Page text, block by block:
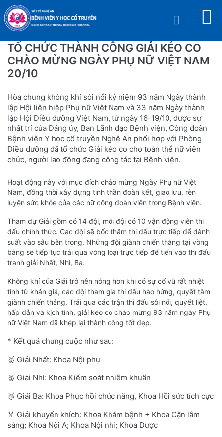
TỔ CHỨC THÀNH CÔNG GIẢI KÉO CO
CHÀO MỪNG NGÀY PHỤ NỮ VIỆT NAM
20/10
Hòa chung không khí sôi nổi kỷ niệm 93 năm Ngày thành
lập Hội liên hiệp Phụ nữ Việt Nam và 33 năm Ngày thành
lập Hội Điều dưỡng Việt Nam, từ ngày 16-19/10, được sự
nhất trí của Đảng ủy, Ban Lãnh đạo Bệnh viện, Công đoàn
Bệnh viện Y học cổ truyền Nghệ An phối hợp với Phòng
Điều dưỡng đã tổ chức Giải kéo co cho toàn thể nữ viên
chức, người lao động đang công tác tại Bệnh viện.
Hoạt động này với mục đích chào mừng Ngày Phụ nữ Việt
Nam, đồng thời xây dựng tinh thần đoàn kết, giao lưu, rèn
luyện sức khỏe của các nữ công đoàn viên trong Bệnh viện.
Tham dự Giải gồm có 14 đội, mỗi đội có 10 vận động viên thi
đấu chính thức. Các đội sẽ bốc thăm thi đấu trực tiếp để dành
suất vào sâu bên trong. Những đội giành chiến thắng tại vòng
bảng sẽ tiếp tục trải qua vòng loại trực tiếp để tiến vào thi đấu
tranh giải Nhất, Nhì, Ba.
Không khí của Giải trở nên nóng hơn khi có sự cổ vũ rất nhiệt
tình từ khán giả, các đội tham gia thi đấu hào hứng, quyết tâm
giành chiến thắng. Trải qua các trận thi đấu sôi nổi, quyết liệt,
hấp dẫn và kịch tính, giải kéo co chào mừng 93 năm ngày Phụ
nữ Việt Nam đã khép lại thành công tốt đẹp.
* Kết quả chung cuộc như sau:
️🥇 Giải Nhất: Khoa Nội phụ
️🥈 Giải Nhì: Khoa Kiểm soát nhiễm khuẩn
️🥉 Giải Ba: Khoa Phục hồi chức năng, Khoa Hồi sức tích cực
️🏅 Giải khuyến khích: Khoa Khám bệnh + Khoa Cận lâm
sàng; Khoa Nội A; Khoa Nội nhi; Khoa Dược